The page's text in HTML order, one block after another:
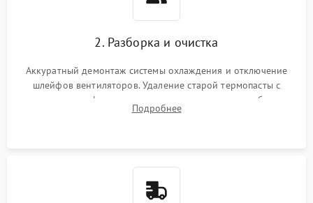
2. Разборка и очистка
Аккуратный демонтаж системы охлаждения и отключение
шлейфов вентиляторов. Удаление старой термопасты с
кристалла графического чипа и термопрокладок с банок
памяти и зоны VRM. Очистка платы от пыли и окислов.
Подробнее